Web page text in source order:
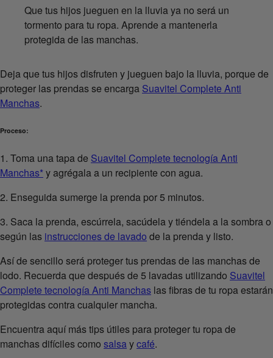
Que tus hijos jueguen en la lluvia ya no será un
tormento para tu ropa. Aprende a mantenerla
protegida de las manchas.
Deja que tus hijos disfruten y jueguen bajo la lluvia, porque de
proteger las prendas se encarga Suavitel Complete Anti
Manchas.
Proceso:
1. Toma una tapa de Suavitel Complete tecnología Anti
Manchas* y agrégala a un recipiente con agua.
2. Enseguida sumerge la prenda por 5 minutos.
3. Saca la prenda, escúrrela, sacúdela y tiéndela a la sombra o
según las instrucciones de lavado de la prenda y listo.
Así de sencillo será proteger tus prendas de las manchas de
lodo. Recuerda que después de 5 lavadas utilizando Suavitel
Complete tecnología Anti Manchas las fibras de tu ropa estarán
protegidas contra cualquier mancha.
Encuentra aquí más tips útiles para proteger tu ropa de
manchas difíciles como salsaycafé.